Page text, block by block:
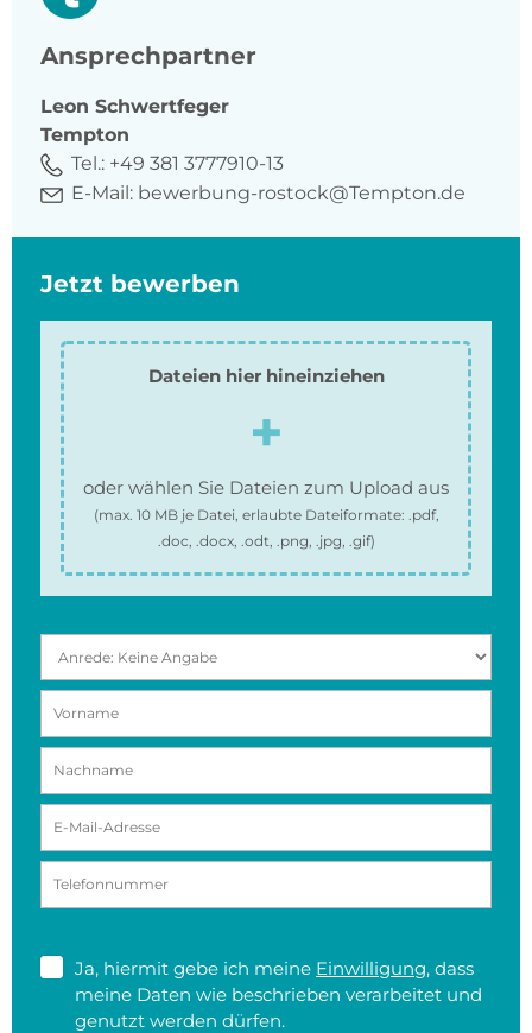
Ansprechpartner
Leon Schwertfeger
Tempton
Tel.: +49 381 3777910-13
E-Mail: bewerbung-rostock@Tempton.de
Jetzt bewerben
Dateien hier hineinziehen
oder wählen Sie Dateien zum Upload aus
(max. 10 MBje Datei, erlaubte Dateiformate: .pdf,
.doc, .docx, .odt, .png, .jpg, .gif)
Ja, hiermit gebe ich meine Einwilligung, dass
meine Daten wie beschrieben verarbeitet und
genutzt werden dürfen.